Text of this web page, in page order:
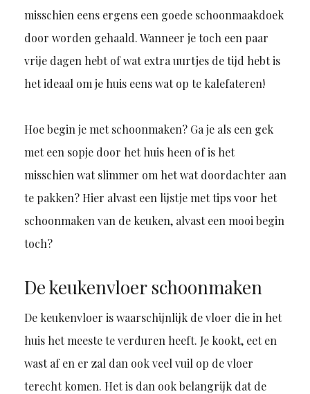
misschien eens ergens een goede schoonmaakdoek
door worden gehaald. Wanneer je toch een paar
vrije dagen hebt of wat extra uurtjes de tijd hebt is
het ideaal om je huis eens wat op te kalefateren!
Hoe begin je met schoonmaken? Ga je als een gek
met een sopje door het huis heen of is het
misschien wat slimmer om het wat doordachter aan
te pakken? Hier alvast een lijstje met tips voor het
schoonmaken van de keuken, alvast een mooi begin
toch?
De keukenvloer schoonmaken
De keukenvloer is waarschijnlijk de vloer die in het
huis het meeste te verduren heeft. Je kookt, eet en
wast af en er zal dan ook veel vuil op de vloer
terecht komen. Het is dan ook belangrijk dat de